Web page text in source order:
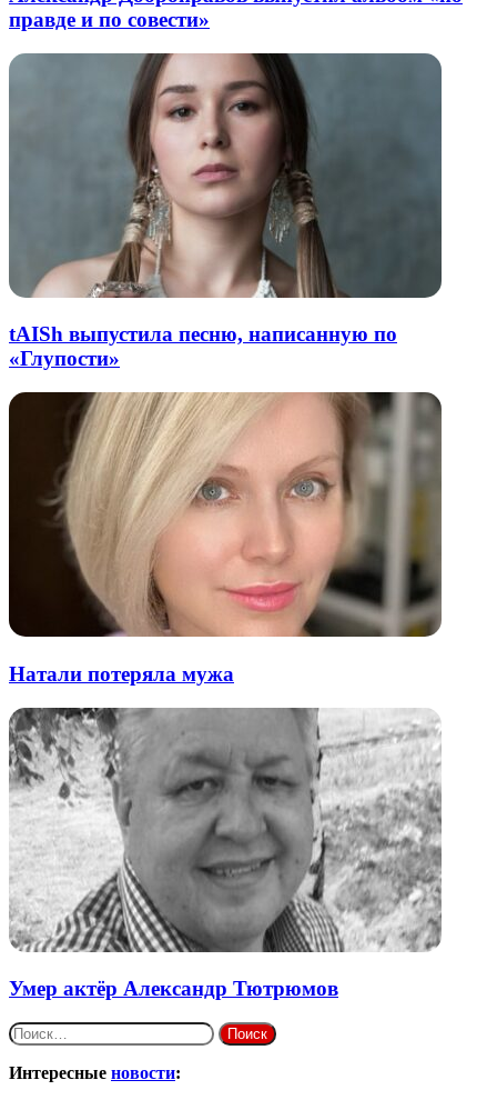
правде и по совести»
tAISh выпустила песню, написанную по
«Глупости»
Натали потеряла мужа
Умер актёр Александр Тютрюмов
Найти:
Интересные новости: